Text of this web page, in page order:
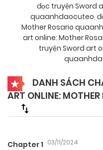
đọc truyện Sword
quaanhdaocuteo,
Mother Rosario
art online: Mother
truyện Sword art
DANH SÁCH
ART ONLINE: MOTHER
Chapter 1 03/11/2024